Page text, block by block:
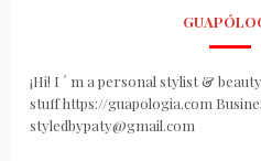
¡Hi! I ´ m a personal stylist &
stuff https://guapologia.com
styledbypaty@gmail.com